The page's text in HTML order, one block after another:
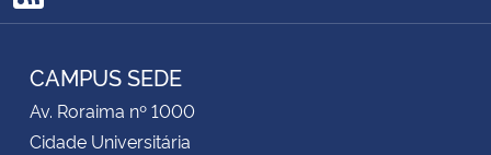
RSS
CAMPUS SEDE
Av. Roraima nº 1000
Cidade Universitária